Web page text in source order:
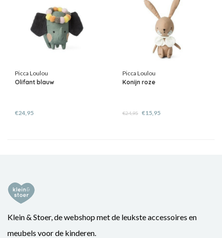
Picca Loulou
Olifant blauw
€24,95
Picca Loulou
Konijn roze
€24,95 €15,95
Klein & Stoer, de webshop met de leukste accessoires en
meubels voor de kinderen.